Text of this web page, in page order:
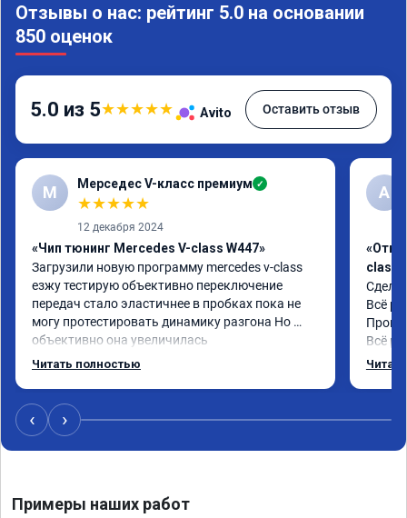
Отзывы о нас: рейтинг 5.0 на основании
850 оценок
5.0 из 5★★★★★ Avito Оставить отзыв
М Мерседес V-класс премиум ✓
★★★★★
12 декабря 2024
«Чип тюнинг Mercedes V-class W447»
Загрузили новую программу mercedes v-class
езжу тестирую объективно переключение
передач стало эластичнее в пробках пока не
могу протестировать динамику разгона Но
объективно она увеличилась
Читать полностью
A
class
Всё
Всё
‹ ›
Примеры наших работ